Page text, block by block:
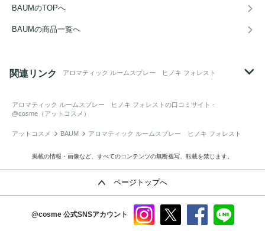
BAUMのTOPへ
BAUMの商品一覧へ
関連リンク アロマティック ルームスプレー ヒノキ フォレスト
アロマティック ルームスプレー ヒノキ フォレスト の口コミサイト -
@cosme（アットコスメ）
アットコスメ BAUM アロマティック ルームスプレー ヒノキ フォレスト
掲載の情報・画像など、すべてのコンテンツの無断複写、転載を禁じます。
ページトップへ
@cosme 公式SNSアカウント